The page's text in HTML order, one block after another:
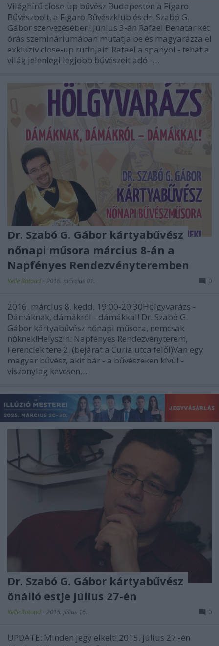
Világhírű close-up bűvész Budapesten a Figaro
Bűvészbolt, a Figaro Bűvészklub és dr. Szabó G.
Gábor szervezésében! Június 3-án Rafael Benatar két
órás szemináriumában mutatja be és magyarázza el
exkluzív close-up rutinjait. Rafael a spanyol - tehát a
világ jelenlegi legjobb bűvészeit adó -…
Dr. Szabó G. Gábor kártyabűvész
nőnapi műsora március 8-án a
Napfényes Rendezvényteremben
Kelle Botond • 2016. március 01. 0
2016. március 8. kedd, 19:00-20:30Hölgyvarázs -
Dámáknak, dámákról - dámákkal! Dr. Szabó G.
Gábor kártyabűvész nőnapi műsora, nemcsak
nőknek!Helyszín: Napfényes Rendezvényterem,
Ferenciek tere 2. (bejárat a Curia utca felől)Van egy
magyar bűvész, akit bár - a bűvészeken kívül -
viszonylag kevesen…
Dr. Szabó G. Gábor kártyabűvész
önálló estje július 27-én
Kelle Botond • 2015. július 16. 0
UPDATE: Minden jegy elkelt! 2015. július 27.-én